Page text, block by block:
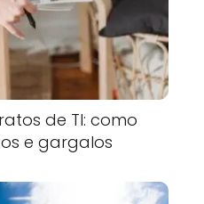
de TI: como
e gargalos